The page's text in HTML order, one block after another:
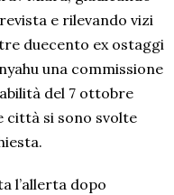
e rilevando vizi
duecento ex ostaggi
una commissione
del 7 ottobre
città si sono svolte
l’allerta dopo